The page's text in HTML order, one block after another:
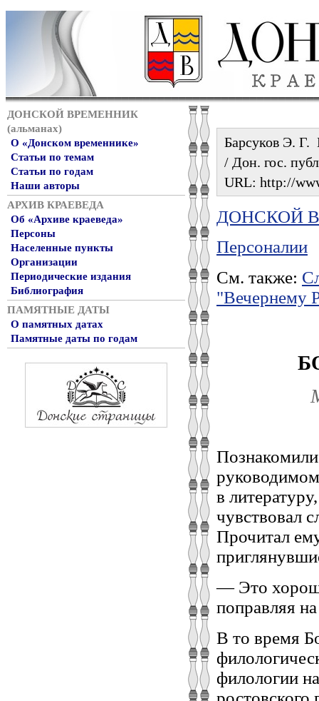
ДОНСКОЙ ВРЕМЕННИК
(альманах)
О «Донском временнике»
Статьи по темам
Статьи по годам
Наши авторы
АРХИВ КРАЕВЕДА
Об «Архиве краеведа»
Персоны
Населенные пункты
Организации
Периодические издания
Библиография
ПАМЯТНЫЕ ДАТЫ
О памятных датах
Памятные даты по годам
Барсуков Э. Г.
/ Дон. гос.
URL: http://
ДОНСКОЙ
Персоналии
См. также:
"Вечернему
в
чувствовал
Прочитал
— Это
поправляя
В то время
филологии